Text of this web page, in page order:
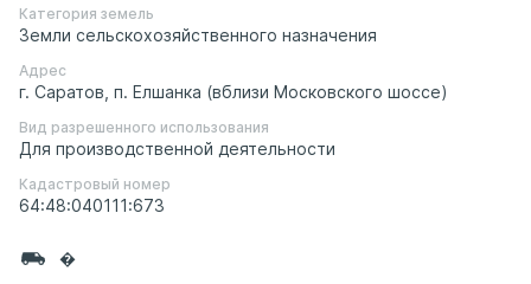
Категория земель
Земли сельскохозяйственного назначения
Адрес
г. Саратов, п. Елшанка (вблизи Московского шоссе)
Вид разрешенного использования
Для производственной деятельности
Кадастровый номер
64:48:040111:673
�